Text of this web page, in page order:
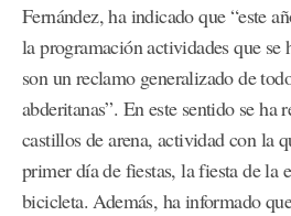
Fernández, ha indicado que “este
la programación actividades que se
son un reclamo generalizado de
abderitanas”. En este sentido se ha
castillos de arena, actividad con la
primer día de fiestas, la fiesta de la
bicicleta. Además, ha informado